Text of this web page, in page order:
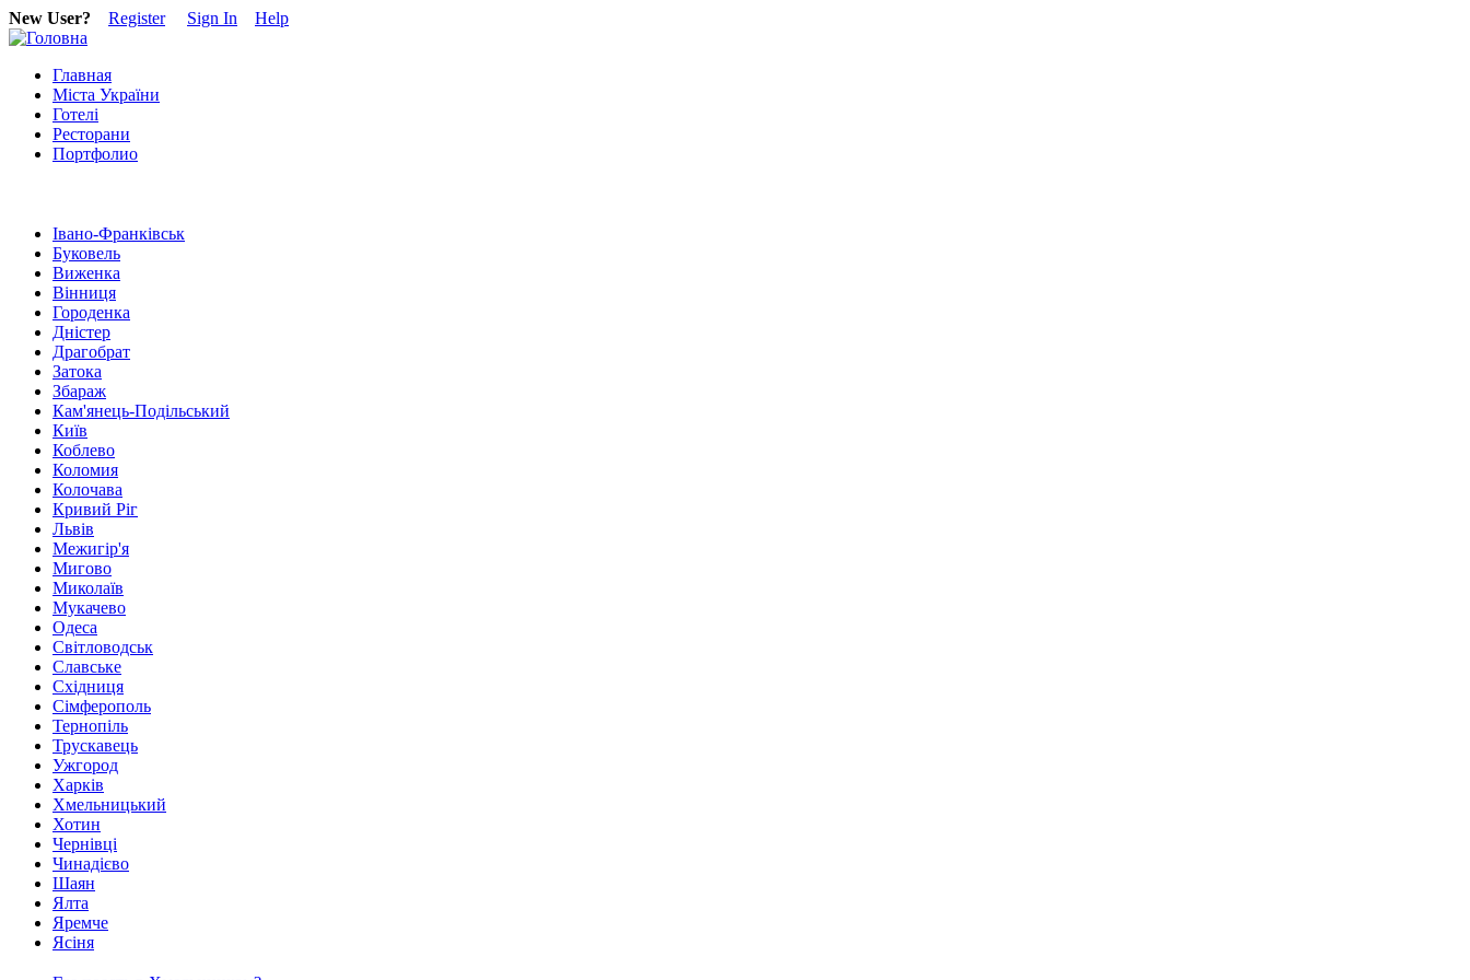
New User? Register Sign In Help
Главная
Міста України
Готелі
Ресторани
Портфолио
Івано-Франківськ
Буковель
Виженка
Вінниця
Городенка
Дністер
Драгобрат
Затока
Збараж
Кам'янець-Подільський
Київ
Коблево
Коломия
Колочава
Кривий Ріг
Львів
Межигір'я
Мигово
Миколаїв
Мукачево
Одеса
Світловодськ
Славське
Східниця
Сімферополь
Тернопіль
Трускавець
Ужгород
Харків
Хмельницький
Хотин
Чернівці
Чинадієво
Шаян
Ялта
Яремче
Ясіня